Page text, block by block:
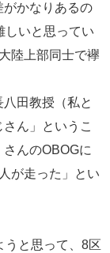
かなりあるの
しいと思ってい
陸上部同士で襷
田教授（私と
ん」というこ
んのOBOGに
が走った」とい
うと思って、8区